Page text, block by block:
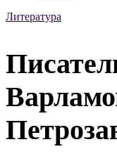
Литература